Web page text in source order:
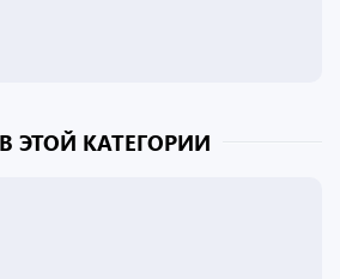
ЭТОЙ КАТЕГОРИИ